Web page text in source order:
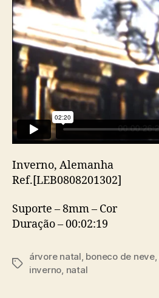
Inverno, Alemanha
Ref.[LEB0808201302]
Suporte – 8mm – Cor
Duração – 00:02:19
Etiquetas
árvore natal, boneco de neve,
inverno, natal